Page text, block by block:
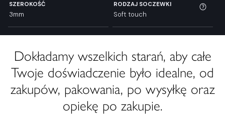
SZEROKOŚĆ
3mm
RODZAJ SOCZEWKI
Soft touch
Dokładamy wszelkich starań, aby całe
Twoje doświadczenie było idealne, od
zakupów, pakowania, po wysyłkę oraz
opiekę po zakupie.